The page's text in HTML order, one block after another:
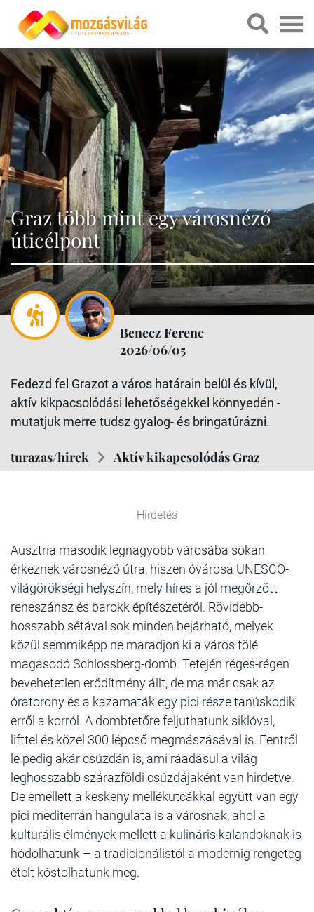
Graz több mint egy városnéző
úticélpont
Benecz Ferenc
2026/06/05
Fedezd fel Grazot a város határain belül és kívül,
aktív kikpacsolódási lehetőségekkel könnyedén -
mutatjuk merre tudsz gyalog- és bringatúrázni.
turazas/hirek Aktív kikapcsolódás Graz
Hirdetés
Ausztria második legnagyobb városába sokan
érkeznek városnéző útra, hiszen óvárosa UNESCO-
világörökségi helyszín, mely híres a jól megőrzött
reneszánsz és barokk építészetéről. Rövidebb-
hosszabb sétával sok minden bejárható, melyek
közül semmiképp ne maradjon ki a város fölé
magasodó Schlossberg-domb. Tetején réges-régen
bevehetetlen erődítmény állt, de ma már csak az
óratorony és a kazamaták egy pici része tanúskodik
erről a korról. A dombtetőre feljuthatunk siklóval,
lifttel és közel 300 lépcső megmászásával is. Fentről
le pedig akár csúzdán is, ami ráadásul a világ
leghosszabb szárazföldi csúzdájaként van hirdetve.
De emellett a keskeny mellékutcákkal együtt van egy
pici mediterrán hangulata is a városnak, ahol a
kulturális élmények mellett a kulináris kalandoknak is
hódolhatunk – a tradicionálistól a modernig rengeteg
ételt kóstolhatunk meg.